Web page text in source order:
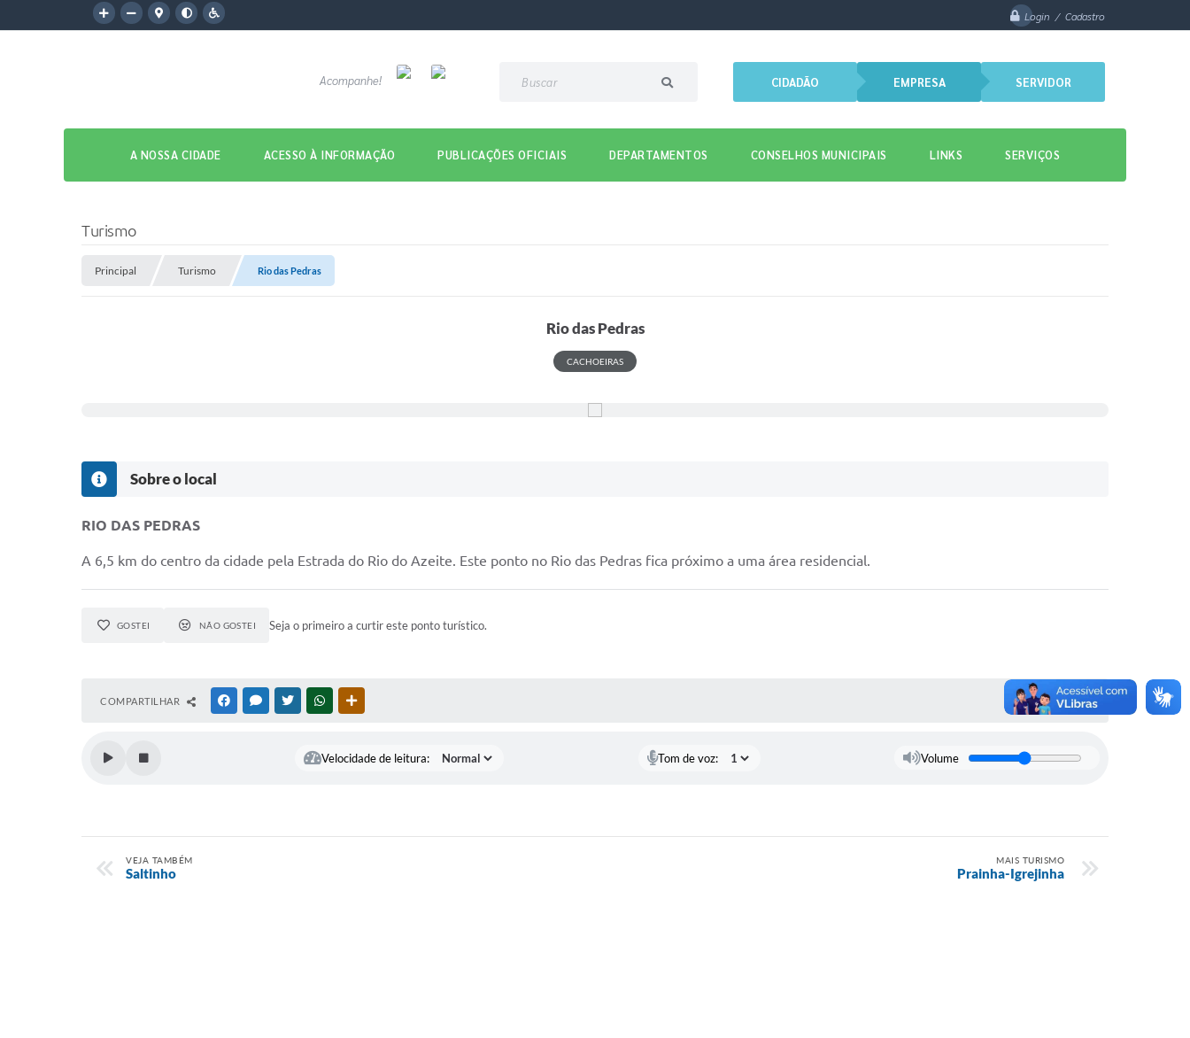
Login / Cadastro
CIDADÃO EMPRESA SERVIDOR
Acompanhe!
A NOSSA CIDADE ACESSO À INFORMAÇÃO PUBLICAÇÕES OFICIAIS DEPARTAMENTOS CONSELHOS MUNICIPAIS LINKS SERVIÇOS
Turismo
Principal Turismo Rio das Pedras
Rio das Pedras
CACHOEIRAS
Sobre o local
RIO DAS PEDRAS
A 6,5 km do centro da cidade pela Estrada do Rio do Azeite. Este ponto no Rio das Pedras fica próximo a uma área residencial.
GOSTEI NÃO GOSTEI Seja o primeiro a curtir este ponto turístico.
COMPARTILHAR FACEBOOKMESSENGER
TWITTERWHATSAPP
Velocidade de leitura: Tom de voz: Volume
VEJA TAMBÉM
Saltinho
MAIS TURISMO
Prainha-Igrejinha